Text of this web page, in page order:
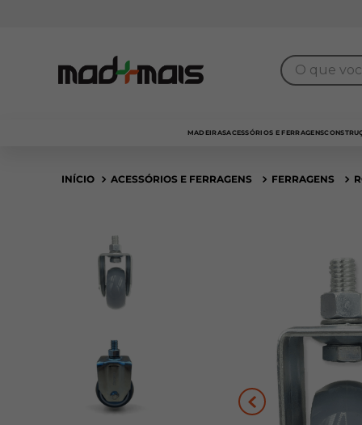
O que você
MADEIRASACESSÓRIOS E FERRAGENS
ACESSÓRIOS E FERRAGENS FERRAGENS